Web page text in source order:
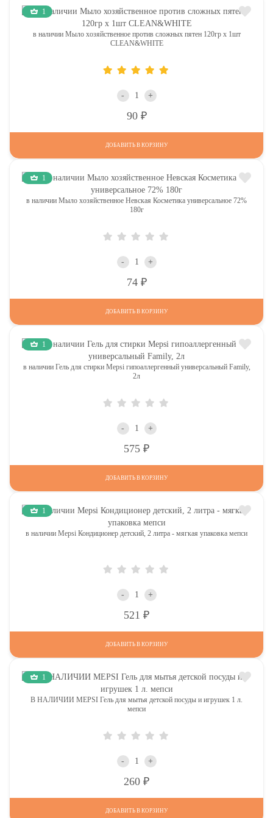
1
в наличии Мыло хозяйственное против сложных пятен 120гр х 1шт
CLEAN&WHITE
- +
90
ДОБАВИТЬ В КОРЗИНУ
1
в наличии Мыло хозяйственное Невская Косметика универсальное 72%
180г
- +
74
ДОБАВИТЬ В КОРЗИНУ
1
в наличии Гель для стирки Mepsi гипоаллергенный универсальный Family,
2л
- +
575
ДОБАВИТЬ В КОРЗИНУ
1
в наличии Mepsi Кондиционер детский, 2 литра - мягкая упаковка мепси
- +
521
ДОБАВИТЬ В КОРЗИНУ
1
В НАЛИЧИИ MEPSI Гель для мытья детской посуды и игрушек 1 л.
мепси
- +
260
ДОБАВИТЬ В КОРЗИНУ